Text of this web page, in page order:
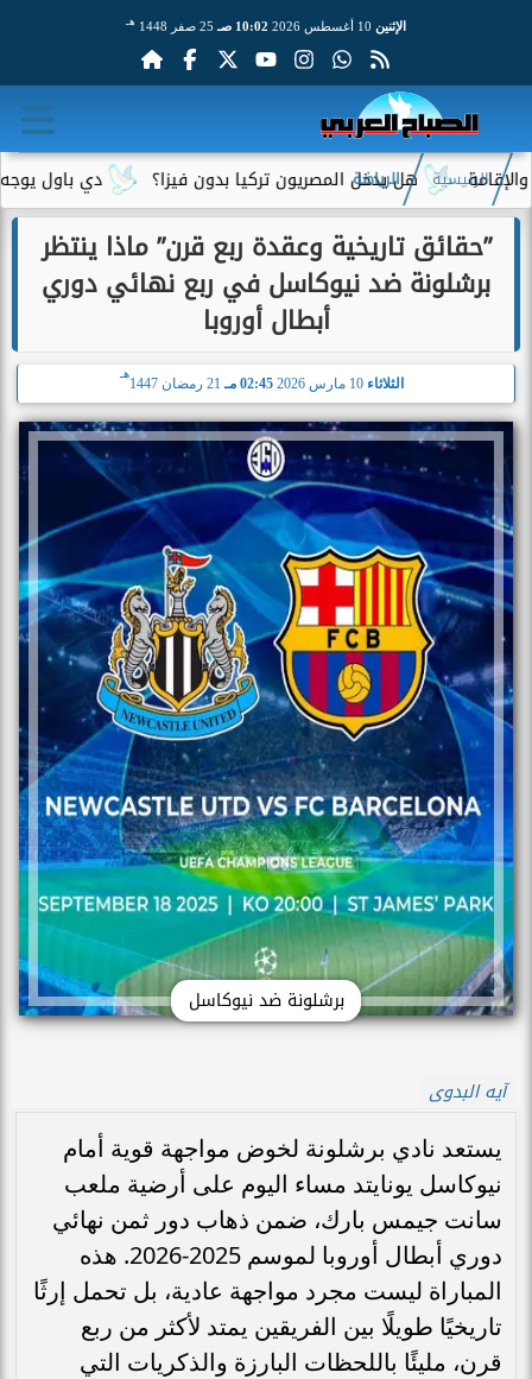
الإثنين 10:02 صـ 25 صفر 1448 هـ
دي باول يوجه رسالة هل يدخل المصريون تركيا بدون فيزا؟
الرئيسية الرياضة
”حقائق تاريخية وعقدة ربع قرن” ماذا ينتظر
برشلونة ضد نيوكاسل في ربع نهائي دوري
أبطال أوروبا
الثلاثاء 10 مارس 2026 02:45 مـ 21 رمضان 1447
هـ
برشلونة ضد نيوكاسل
آيه البدوى
يستعد نادي برشلونة لخوض مواجهة قوية أمام
نيوكاسل يونايتد مساء اليوم على أرضية ملعب
سانت جيمس بارك، ضمن ذهاب دور ثمن نهائي
دوري أبطال أوروبا لموسم 2025-2026. هذه
المباراة ليست مجرد مواجهة عادية، بل تحمل إرثًا
تاريخيًا طويلًا بين الفريقين يمتد لأكثر من ربع
قرن، مليئًا باللحظات البارزة والذكريات التي